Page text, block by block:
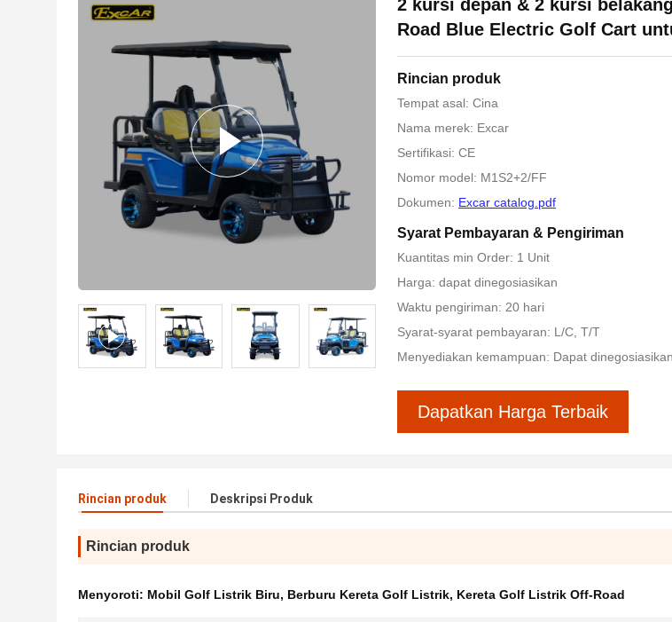
2 kursi depan & 2 kursi
Road Blue Electric Golf Cart
Rincian produk
Tempat asal: Cina
Nama merek: Excar
Sertifikasi: CE
Nomor model: M1S2+2/FF
Dokumen: Excar catalog.pdf
Syarat Pembayaran & Pengiriman
Kuantitas min Order: 1 Unit
Harga: dapat dinegosiasikan
Waktu pengiriman: 20 hari
Syarat-syarat pembayaran: L/C, T/T
Menyediakan kemampuan: Dapat dinegosiasikan
Dapatkan Harga Terbaik
Rincian produk Deskripsi Produk
Rincian produk
Menyoroti: Mobil Golf Listrik Biru, Berburu Kereta Golf Listrik, Kereta Golf Listrik Off-Road